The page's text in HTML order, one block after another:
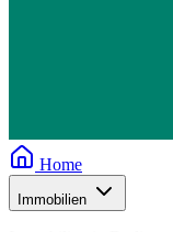
Home
Immobilien